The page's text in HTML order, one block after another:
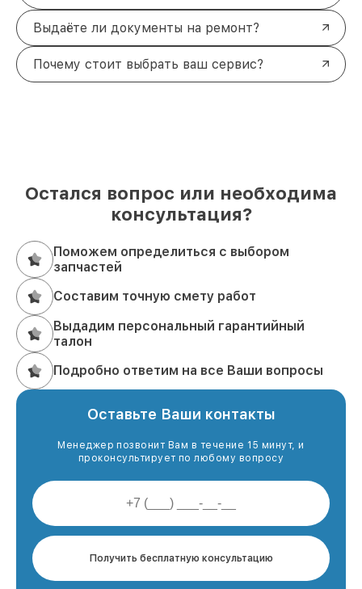
Выдаёте ли документы на ремонт?
Почему стоит выбрать ваш сервис?
Остался вопрос или необходима
консультация?
Поможем определиться с выбором
запчастей
Составим точную смету работ
Выдадим персональный гарантийный
талон
Подробно ответим на все Ваши вопросы
Оставьте Ваши контакты
Менеджер позвонит Вам в течение 15 минут, и
проконсультирует по любому вопросу
Получить бесплатную консультацию